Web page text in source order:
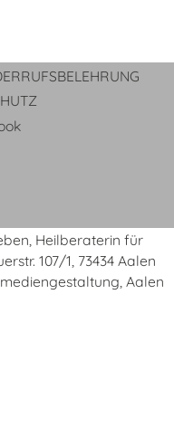
Heilberaterin für
107/1, 73434 Aalen
mediengestaltung, Aalen